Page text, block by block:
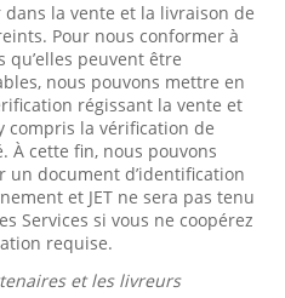
la vente et la livraison de
Pour nous conformer à
qu’elles peuvent être
nous pouvons mettre en
régissant la vente et
compris la vérification de
À cette fin, nous pouvons
un document d’identification
et JET ne sera pas tenu
Services si vous ne coopérez
requise.
et les livreurs